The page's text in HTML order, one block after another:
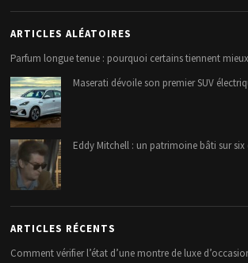
ARTICLES ALÉATOIRES
Parfum longue tenue : pourquoi certains tiennent mieux
Maserati dévoile son premier SUV
Eddy Mitchell : un patrimoine bâti sur six
ARTICLES RÉCENTS
Comment vérifier l’état d’une montre de luxe